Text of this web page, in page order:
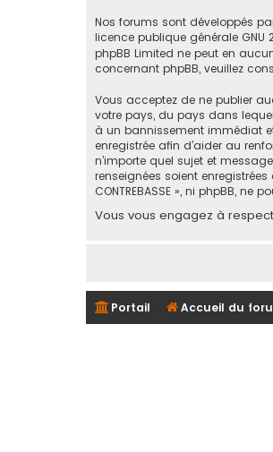
Nos forums sont développés
licence publique générale GNU
phpBB Limited ne peut en
concernant phpBB, veuillez
Vous acceptez de ne publier
votre pays, du pays dans lequel
à un bannissement immédiat
enregistrée afin d’aider au
n’importe quel sujet et
renseignées soient
CONTREBASSE », ni phpBB,
Vous vous engagez à
Portail Accueil du